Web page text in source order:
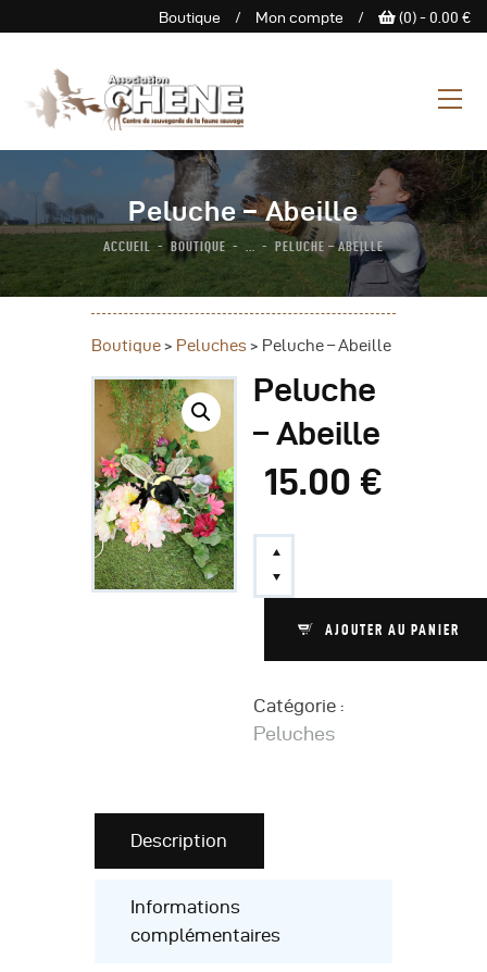
Boutique / Mon compte / (0) - 0.00 €
Peluche – Abeille
ACCUEIL BOUTIQUE PELUCHE – ABEILLE
ASSOCIATION CHENE
Centre de Sauvegarde de la
faune sauvage
L’Association
Centre De Sauvegarde
Espace Découverte
Nous Soutenir
Agenda
Contactez-Nous
Boutique> Peluches> Peluche – Abeille
Peluche
– Abeille
15.00 €
AJOUTER AU PANIER
Catégorie :
Peluches
Description
Informations
complémentaires